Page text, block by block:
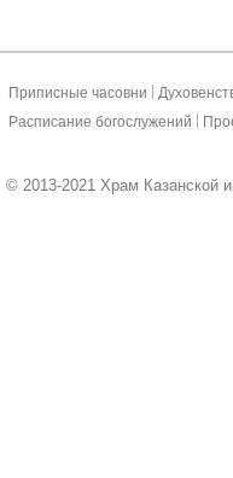
Приписные часовни
Расписание богослужений
© 2013-2021 Храм Казанской